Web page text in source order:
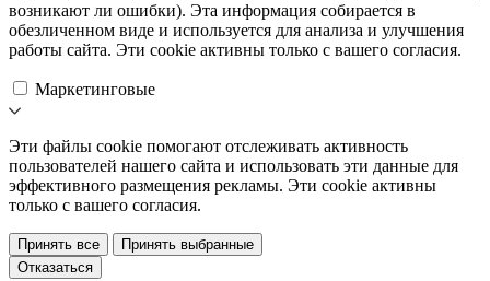
возникают ли ошибки). Эта информация собирается в
обезличенном виде и используется для анализа и улучшения
работы сайта. Эти cookie активны только с вашего согласия.
Маркетинговые
Эти файлы cookie помогают отслеживать активность
пользователей нашего сайта и использовать эти данные для
эффективного размещения рекламы. Эти cookie активны
только с вашего согласия.
Принять все
Принять выбранные
Отказаться